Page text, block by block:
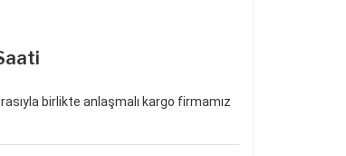
birlikte anlaşmalı kargo firmamız